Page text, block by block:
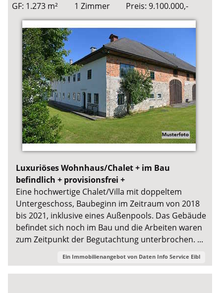
GF: 1.273 m²
1 Zimmer Preis: 9.100.000,-
Luxuriöses Wohnhaus/Chalet + im Bau
befindlich + provisionsfrei +
Eine hochwertige Chalet/Villa mit doppeltem
Untergeschoss, Baubeginn im Zeitraum von 2018
bis 2021, inklusive eines Außenpools. Das Gebäude
befindet sich noch im Bau und die Arbeiten waren
zum Zeitpunkt der Begutachtung unterbrochen. ...
Ein Immobilienangebot von Daten Info Service Eibl